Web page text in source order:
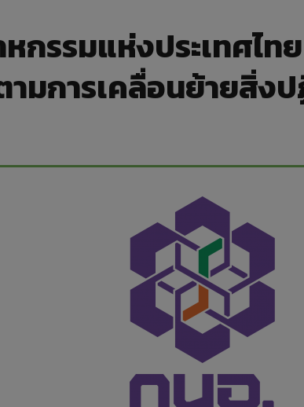
กรรมแห่งประเทศไท
มการเคลื่อนย้ายสิ่ง